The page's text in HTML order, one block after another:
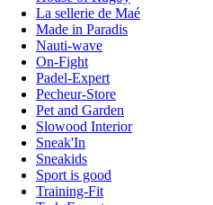
La sellerie de Maé
Made in Paradis
Nauti-wave
On-Fight
Padel-Expert
Pecheur-Store
Pet and Garden
Slowood Interior
Sneak'In
Sneakids
Sport is good
Training-Fit